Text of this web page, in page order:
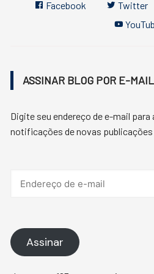
Facebook Twitter
ASSINAR BLOG POR E-MAIL
Digite seu endereço de e-mail
notificações de novas
Assinar